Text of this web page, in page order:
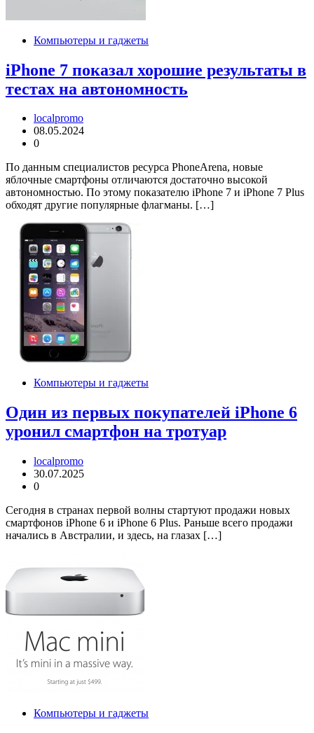
Компьютеры и гаджеты
iPhone 7 показал хорошие результаты в
тестах на автономность
localpromo
08.05.2024
0
По данным специалистов ресурса PhoneArena, новые
яблочные смартфоны отличаются достаточно высокой
автономностью. По этому показателю iPhone 7 и iPhone 7 Plus
обходят другие популярные флагманы. […]
Компьютеры и гаджеты
Один из первых покупателей iPhone 6
уронил смартфон на тротуар
localpromo
30.07.2025
0
Сегодня в странах первой волны стартуют продажи новых
смартфонов iPhone 6 и iPhone 6 Plus. Раньше всего продажи
начались в Австралии, и здесь, на глазах […]
Компьютеры и гаджеты